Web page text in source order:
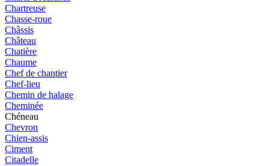
Chartreuse
Chasse-roue
Châssis
Château
Chatière
Chaume
Chef de chantier
Chef-lieu
Chemin de halage
Cheminée
Chéneau
Chevron
Chien-assis
Ciment
Citadelle